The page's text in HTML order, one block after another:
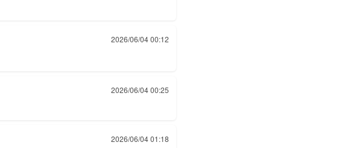
2026/06/04 00:12
2026/06/04 00:25
2026/06/04 01:18